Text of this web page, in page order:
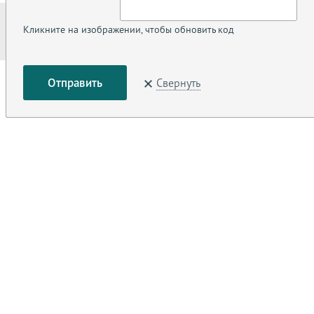
Кликните на изображении, чтобы обновить код
Свернуть